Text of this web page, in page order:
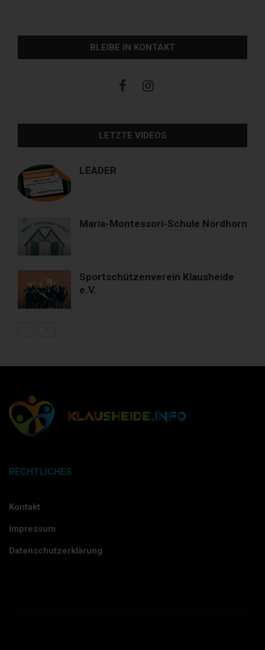
BLEIBE IN KONTAKT
LETZTE VIDEOS
LEADER
Maria-Montessori-Schule Nordhorn
Sportschützenverein Klausheide
e.V.
RECHTLICHES
Kontakt
Impressum
Datenschutzerklärung